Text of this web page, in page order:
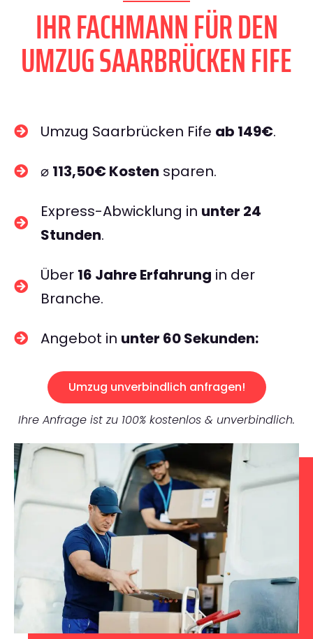
IHR FACHMANN FÜR DEN
UMZUG SAARBRÜCKEN FIFE
Umzug Saarbrücken Fife ab 149€.
⌀ 113,50€ Kosten sparen.
Express-Abwicklung in unter 24
Stunden.
Über 16 Jahre Erfahrung in der
Branche.
Angebot in unter 60 Sekunden:
Umzug unverbindlich anfragen!
Ihre Anfrage ist zu 100% kostenlos & unverbindlich.